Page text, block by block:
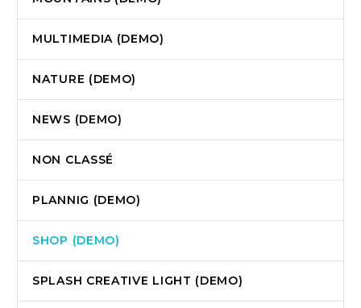
MULTIMEDIA (DEMO)
NATURE (DEMO)
NEWS (DEMO)
NON CLASSÉ
PLANNIG (DEMO)
SHOP (DEMO)
SPLASH CREATIVE LIGHT (DEMO)